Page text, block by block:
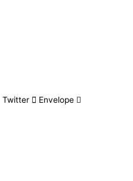
Twitter
Envelope